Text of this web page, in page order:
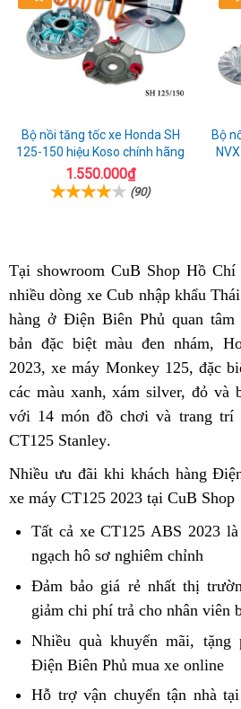
Bộ nồi tăng tốc xe Honda SH
125-150 hiệu Koso chính hãng
1.550.000₫
(90)
Bộ
Tại showroom CuB Shop Hồ
nhiều dòng xe Cub voucher
nhập khẩu
hàng ở Điện Biên Phủ quan tâm
bản đặc biệt màu đen nhám, đặt
mua
2023, chợ
xe máy Monkey 125, xịn
sò
đặc
các màu xanh, sport
xám silver, đỏ và
với 14 món đồ chơi và trang trí
CT125 Stanleytheo
yêu
cầu
.
Nhiều ưu đãiphân
phối
khi khách hàng
xe máy CT125 2023 tại CuB Shop
Tất cảmua
xe
CT125
ABS
xe CT125 ABS 2023
ngạch hô sơ nghiêm chỉnh
rẻ
vô
Đảm bảo bảo
hành
giá rẻCT125
ABS
bán
nhất thị
giảm chi phí trả cho nhân viên
Nhiều quà khuyến mãi, hàng
giả
tặng
Điện Biên Phủ mua xe online
Hỗ trợ vận chuyểnCT125
tận nhàtại